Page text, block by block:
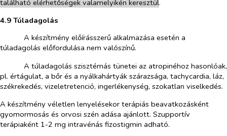
található elérhetőségek valamelyikén keresztül.
4.9 Túladagolás
A készítmény előírásszerű alkalmazása esetén a
túladagolás előfordulása nem valószínű.
A túladagolás szisztémás tünetei az atropinéhoz hasonlóak,
pl. értágulat, a bőr és a nyálkahártyák szárazsága, tachycardia, láz,
székrekedés, vizeletretenció, ingerlékenység, szokatlan viselkedés.
A készítmény véletlen lenyelésekor terápiás beavatkozásként
gyomormosás és orvosi szén adása ajánlott. Szupportív
terápiaként 1-2 mg intravénás fizostigmin adható.